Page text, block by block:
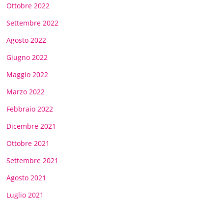
Ottobre 2022
Settembre 2022
Agosto 2022
Giugno 2022
Maggio 2022
Marzo 2022
Febbraio 2022
Dicembre 2021
Ottobre 2021
Settembre 2021
Agosto 2021
Luglio 2021